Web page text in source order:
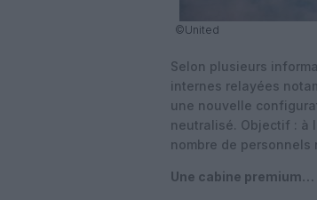
©United
Selon plusieurs
internes relayées
une nouvelle
neutralisé. Objectif : à
nombre de personnels
Une cabine